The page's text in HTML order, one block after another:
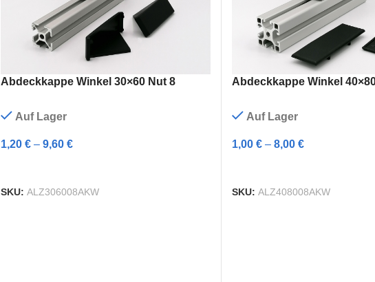
Abdeckkappe Winkel 30×60 Nut 8
Auf Lager
1,20 € – 9,60 €
SKU: ALZ306008AKW
Abdeckkappe Winkel
Auf Lager
1,00 € – 8,00 €
SKU: ALZ408008AKW